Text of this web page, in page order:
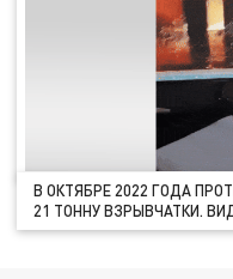
В ОКТЯБРЕ 2022 ГОДА
21 ТОННУ ВЗРЫВЧАТКИ.